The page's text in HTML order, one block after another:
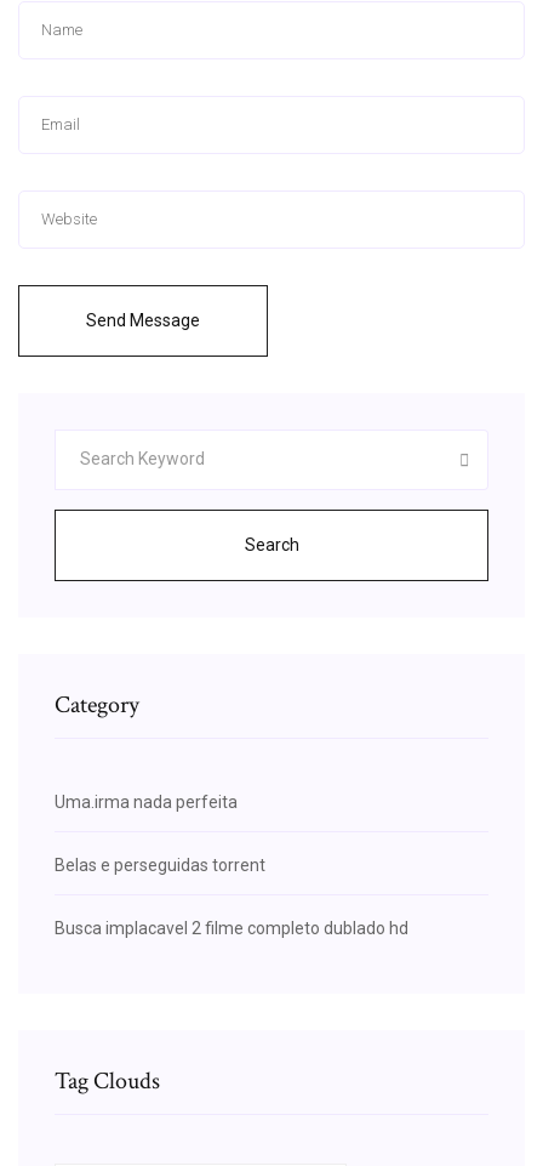
Send Message
Search
Category
Uma.irma nada perfeita
Belas e perseguidas torrent
Busca implacavel 2 filme completo dublado hd
Tag Clouds